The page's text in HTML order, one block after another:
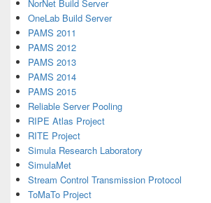
NorNet Build Server
OneLab Build Server
PAMS 2011
PAMS 2012
PAMS 2013
PAMS 2014
PAMS 2015
Reliable Server Pooling
RIPE Atlas Project
RITE Project
Simula Research Laboratory
SimulaMet
Stream Control Transmission Protocol
ToMaTo Project